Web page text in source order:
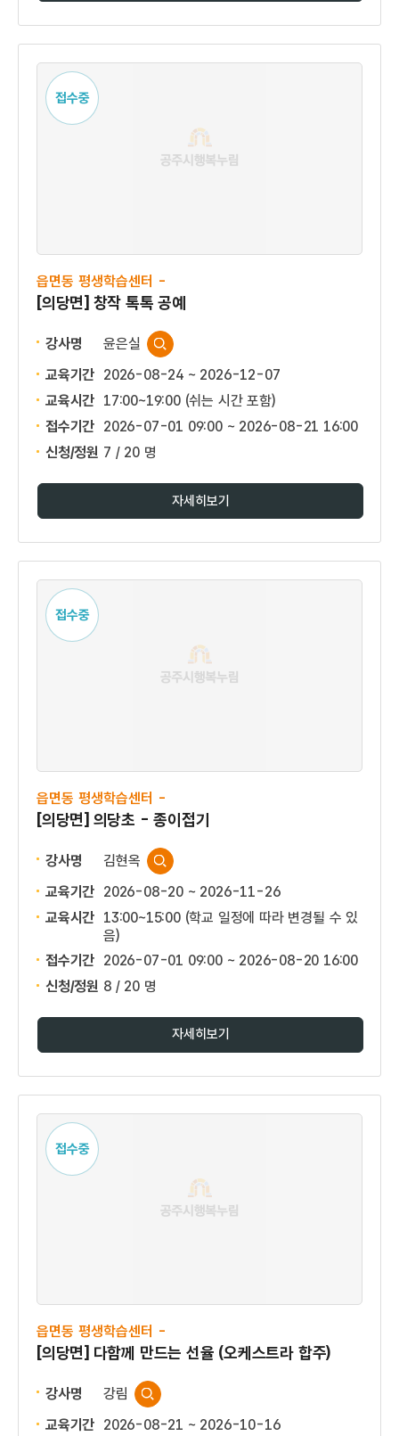
접수중
읍면동 평생학습센터 -
[의당면] 창작 톡톡 공예
강사명
윤은실
교육기간 2026-08-24 ~ 2026-12-07
교육시간 17:00~19:00 (쉬는 시간 포함)
접수기간 2026-07-01 09:00 ~ 2026-08-21 16:00
신청/정원 7 / 20 명
자세히보기
접수중
읍면동 평생학습센터 -
[의당면] 의당초 - 종이접기
강사명
김현옥
교육기간 2026-08-20 ~ 2026-11-26
교육시간 13:00~15:00 (학교 일정에 따라 변경될 수 있
음)
접수기간 2026-07-01 09:00 ~ 2026-08-20 16:00
신청/정원 8 / 20 명
자세히보기
접수중
읍면동 평생학습센터 -
[의당면] 다함께 만드는 선율 (오케스트라 합주)
강사명
강림
교육기간 2026-08-21 ~ 2026-10-16